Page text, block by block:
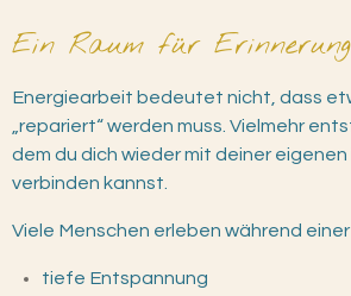
Ein Raum für Erinnerung
Energiearbeit bedeutet nicht, dass
„repariert“ werden muss. Vielmehr
dem du dich wieder mit deiner
verbinden kannst.
Viele Menschen erleben während
tiefe Entspannung